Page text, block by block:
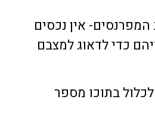
אין נכסים
כדי לדאוג למצבם
בתוכו מספר